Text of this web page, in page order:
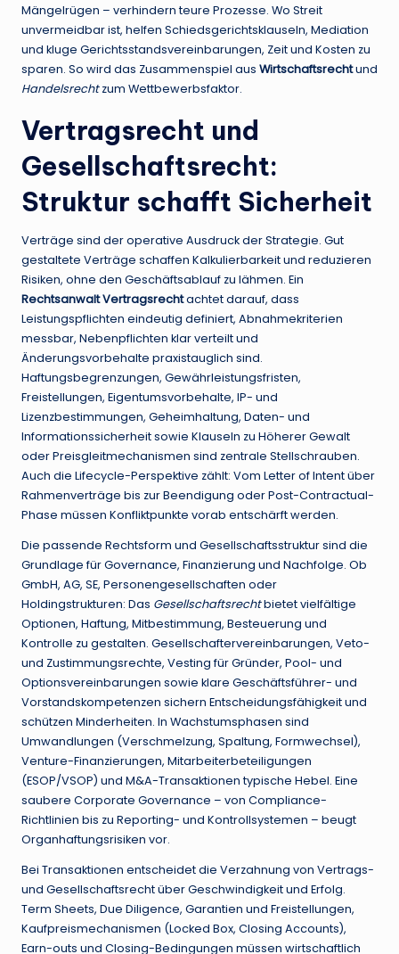
Mängelrügen – verhindern teure Prozesse. Wo Streit
unvermeidbar ist, helfen Schiedsgerichtsklauseln, Mediation
und kluge Gerichtsstandsvereinbarungen, Zeit und Kosten zu
sparen. So wird das Zusammenspiel aus Wirtschaftsrechtund
Handelsrechtzum Wettbewerbsfaktor.
Vertragsrecht und
Gesellschaftsrecht:
Struktur schafft Sicherheit
Verträge sind der operative Ausdruck der Strategie. Gut
gestaltete Verträge schaffen Kalkulierbarkeit und reduzieren
Risiken, ohne den Geschäftsablauf zu lähmen. Ein
Rechtsanwalt Vertragsrechtachtet darauf, dass
Leistungspflichten eindeutig definiert, Abnahmekriterien
messbar, Nebenpflichten klar verteilt und
Änderungsvorbehalte praxistauglich sind.
Haftungsbegrenzungen, Gewährleistungsfristen,
Freistellungen, Eigentumsvorbehalte, IP- und
Lizenzbestimmungen, Geheimhaltung, Daten- und
Informationssicherheit sowie Klauseln zu Höherer Gewalt
oder Preisgleitmechanismen sind zentrale Stellschrauben.
Auch die Lifecycle-Perspektive zählt: Vom Letter of Intent über
Rahmenverträge bis zur Beendigung oder Post-Contractual-
Phase müssen Konfliktpunkte vorab entschärft werden.
Die passende Rechtsform und Gesellschaftsstruktur sind die
Grundlage für Governance, Finanzierung und Nachfolge. Ob
GmbH, AG, SE, Personengesellschaften oder
Holdingstrukturen: Das Gesellschaftsrechtbietet vielfältige
Optionen, Haftung, Mitbestimmung, Besteuerung und
Kontrolle zu gestalten. Gesellschaftervereinbarungen, Veto-
und Zustimmungsrechte, Vesting für Gründer, Pool- und
Optionsvereinbarungen sowie klare Geschäftsführer- und
Vorstandskompetenzen sichern Entscheidungsfähigkeit und
schützen Minderheiten. In Wachstumsphasen sind
Umwandlungen (Verschmelzung, Spaltung, Formwechsel),
Venture-Finanzierungen, Mitarbeiterbeteiligungen
(ESOP/VSOP) und M&A-Transaktionen typische Hebel. Eine
saubere Corporate Governance – von Compliance-
Richtlinien bis zu Reporting- und Kontrollsystemen – beugt
Organhaftungsrisiken vor.
Bei Transaktionen entscheidet die Verzahnung von Vertrags-
und Gesellschaftsrecht über Geschwindigkeit und Erfolg.
Term Sheets, Due Diligence, Garantien und Freistellungen,
Kaufpreismechanismen (Locked Box, Closing Accounts),
Earn-outs und Closing-Bedingungen müssen wirtschaftlich